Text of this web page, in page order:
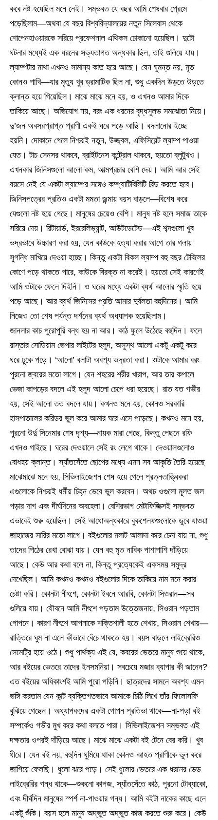
কবে নষ্ট হয়েছিল মনে নেই। সম্ভবত যে বছর আমি শেষবার প্রেমে
পড়েছিলাম—অথবা যে বছর বিশ্ববিদ্যালয়ের নতুন সিলেবাস থেকে
শোপেনহাওয়ারকে সরিয়ে প্রফেশনাল এথিকস ঢোকানো হয়েছিল। দুটো
ঘটনার মধ্যেই এক ধরনের সভ্যতাগত অন্ধকার ছিল, তাই গুলিয়ে যায়।
ল্যাম্পটার মাথা এখনও সামান্য কাত হয়ে আছে। যেন ঘুমন্ত নয়, মৃত
কোনও পাখি—যার মৃত্যু খুব ড্রামাটিক ছিল না, শুধু একদিন উড়তে উড়তে
ক্লান্ত হয়ে গিয়েছিল। মাঝে মাঝে মনে হয়, ও এখনও আমার দিকে
তাকিয়ে আছে। অভিযোগ নয়, বরং এক ধরনের বৃদ্ধসুলভ সমঝোতা নিয়ে।
দু’জন অবসরপ্রাপ্ত প্রাণী একই ঘরে পড়ে আছি। বদলানোর ইচ্ছে
হয়নি। দোকানে গেলে নিশ্চয়ই নতুন, উজ্জ্বল, এফিসিয়েন্ট ল্যাম্প পাওয়া
যেত। টাচ সেনসর থাকবে, ব্রাইটনেস কন্ট্রোল থাকবে, হয়তো ব্লুটুথও।
এখনকার জিনিসগুলো আলো কম, আত্মপ্রচার বেশি দেয়। আমি আর সেই
বয়সে নেই যে একটা ল্যাম্পের সঙ্গেও কম্প্যাটিবিলিটি বিল্ড করতে হবে।
জিনিসপত্রের প্রতিও একটা মমতা জন্মায় বয়স বাড়লে—বিশেষ করে
যেগুলো নষ্ট হয়ে গেছে। মানুষের চেয়েও বেশি। মানুষ নষ্ট হলে সমাজ তাকে
সরিয়ে দেয়। রিটায়ার্ড, ইররেলিভ্যান্ট, আউটডেটেড—এই শব্দগুলো খুব
ভদ্রভাবে উচ্চারণ করা হয়, যেন কাউকে হত্যা করার আগে তার গলায়
সুগন্ধি মাখিয়ে দেওয়া হচ্ছে। কিন্তু একটা বিকল ল্যাম্প বহু বছর টেবিলের
কোণে পড়ে থাকতে পারে, কাউকে বিরক্ত না করেই। হয়তো সেই কারণেই
আমি ওটাকে ফেলে দিইনি। ও ঘরের মধ্যে একটা ব্যর্থ আলোর স্মৃতি হয়ে
পড়ে আছে। আর ব্যর্থ জিনিসের প্রতি আমার দুর্বলতা বহুদিনের। আমি
নিজেও তো শেষ পর্যন্ত দর্শনের ব্যর্থ অধ্যাপক হয়েছিলাম।
জানলার কাচ পুরোপুরি বন্ধ হয় না আর। কাঠ ফুলে উঠেছে বহুদিন। ফলে
রাস্তার সোডিয়াম ভেপার লাইটের হলুদ, অসুস্থ আলো একটু একটু করে
ঘরে ঢুকে পড়ে। ‘আলো’ বলাটা অবশ্য ভদ্রতা করা। ওটাকে আমার বরং
পুরনো জ্বরের মতো লাগে। যেন শহরের শরীর খারাপ, আর তার কপালে
ভেজা কাপড়ের বদলে এই হলুদ আলো চেপে ধরা হয়েছে। রাত যত গভীর
হয়, সেই আলো তত বদলে যায়। কখনও মনে হয়, কোনও সরকারি
হাসপাতালের করিডর ভুল করে আমার ঘরে এসে পড়েছে। কখনও মনে হয়,
পুরনো উর্দু সিনেমার শেষ দৃশ্য—নায়ক মারা গেছে, কিন্তু পেছনে রফি
এখনও গাইছে। ঘরের দেওয়ালে সেই রং লেগে থাকে। দেওয়ালগুলোও
বোধহয় ক্লান্ত। স্যাঁতসেঁতে ছোপের মধ্যে এমন সব আকৃতি তৈরি হয়েছে
মাঝেমাঝে মনে হয়, সিভিলাইজেশন শেষ হয়ে গেলে প্রত্নতাত্ত্বিকরা
এগুলোকে নিশ্চয়ই ধর্মীয় চিহ্ন ভেবে ভুল করবেন। অথচ ওগুলো মূলত জল
পড়ার দাগ এবং দীর্ঘদিনের অবহেলা। বেশিরভাগ মেটাফিজিক্সই সম্ভবত
এভাবেই শুরু হয়েছিল। সেই আধোঅন্ধকারে বুকশেলফগুলোকে ডুবে যাওয়া
জাহাজের সারির মতো লাগে। বইগুলোর মলাট আলাদা করে চেনা যায় না, শুধু
তাদের পিঠের রেখা বোঝা যায়। যেন বহু মৃত নাবিক পাশাপাশি দাঁড়িয়ে
আছে। কেউ আর কথা বলে না, কিন্তু প্রত্যেকেই একসময় সমুদ্র
দেখেছিল। আমি কখনও কখনও বইগুলোর দিকে তাকিয়ে নাম মনে করার
চেষ্টা করি। কোনটা নীৎশে, কোনটা ইবনে আরবি, কোনটা সিওরান—সব
গুলিয়ে যায়। যৌবনে আমি নীৎশে পড়তাম উত্তেজনায়, সিওরান পড়তাম
গোপনে। কারণ নীৎশে আপনাকে শক্তিশালী হতে শেখায়, সিওরান শেখায়—
রাত্তিরে ঘুম না এলে কীভাবে বেঁচে থাকতে হয়। বয়স বাড়লে লাইব্রেরিও
সেমেট্রি হয়ে ওঠে। শুধু পার্থক্য এই যে, কবরের ভেতরে মানুষ শুয়ে থাকে,
আর বইয়ের ভেতরে তাদের ইনসমনিয়া। সবচেয়ে মজার ব্যাপার কী জানেন?
এত বইয়ের অধিকাংশই আমি পুরো পড়িনি। ছাত্রদের সামনে অবশ্য এমন
ভঙ্গি করতাম যেন কান্ট ব্যক্তিগতভাবে আমাকে চিঠি লিখে তাঁর ফিলোসফি
বুঝিয়ে গেছেন। অধ্যাপকদের একটা গোপন প্রতিভা থাকে—না-পড়া বই
সম্পর্কেও গভীর মুখ করে কথা বলতে পারা। সিভিলাইজেশন সম্ভবত এই
দক্ষতার ওপরই দাঁড়িয়ে আছে। মাঝে মাঝে একটা বই টেনে বের করি। খুব
ধীরে। যেন বই নয়, বহুদিন ঘুমিয়ে থাকা কোনও আহত প্রাণীকে ভুল করে
জাগিয়ে ফেলছি। ধুলো ঝরে পড়ে। সেই ধুলোর ভেতরে এক ধরনের ডেড
লাইব্রেরির গন্ধ থাকে—শুকনো কাগজ, স্যাঁতসেঁতে কাঠ, পুরনো টোব্যাকো,
এবং দীর্ঘদিন মানুষের স্পর্শ না-পাওয়ার গন্ধ। আমি বইটা নাকের কাছে এনে
একটু শুঁকি। বয়স হলে মানুষ অদ্ভুত অদ্ভুত কাজ করতে শুরু করে। কেউ